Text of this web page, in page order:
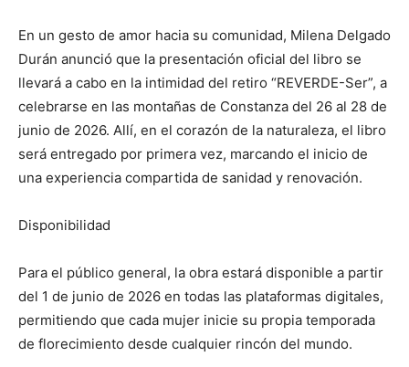
En un gesto de amor hacia su comunidad, Milena Delgado
Durán anunció que la presentación oficial del libro se
llevará a cabo en la intimidad del retiro “REVERDE-Ser”, a
celebrarse en las montañas de Constanza del 26 al 28 de
junio de 2026. Allí, en el corazón de la naturaleza, el libro
será entregado por primera vez, marcando el inicio de
una experiencia compartida de sanidad y renovación.
Disponibilidad
Para el público general, la obra estará disponible a partir
del 1 de junio de 2026 en todas las plataformas digitales,
permitiendo que cada mujer inicie su propia temporada
de florecimiento desde cualquier rincón del mundo.